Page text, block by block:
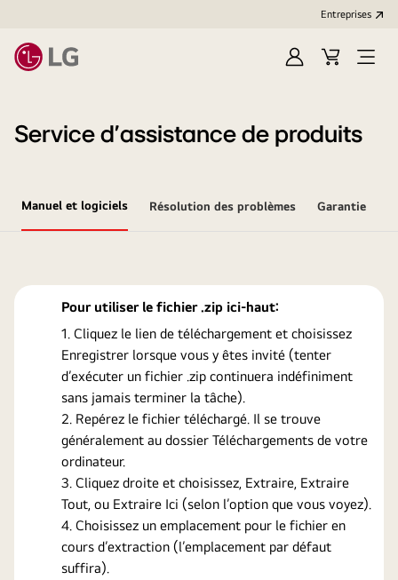
Entreprises​
OuvrirCart
Open
Service d’assistance de produits
Manuel et logiciels Résolution des problèmes Garantie
Pour utiliser le fichier .zip ici-haut:
Cliquez le lien de téléchargement et choisissez
Enregistrer lorsque vous y êtes invité (tenter
d’exécuter un fichier .zip continuera indéfiniment
sans jamais terminer la tâche).
Repérez le fichier téléchargé. Il se trouve
généralement au dossier Téléchargements de votre
ordinateur.
Cliquez droite et choisissez, Extraire, Extraire
Tout, ou Extraire Ici (selon l’option que vous voyez).
Choisissez un emplacement pour le fichier en
cours d’extraction (l’emplacement par défaut
suffira).